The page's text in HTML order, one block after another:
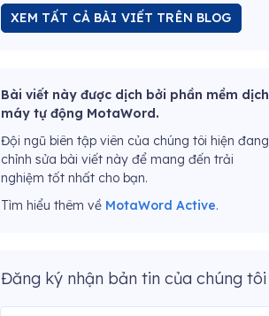
XEM TẤT CẢ BÀI VIẾT TRÊN BLOG
Bài viết này được dịch bởi phần mềm dịch
máy tự động MotaWord.
Đội ngũ biên tập viên của chúng tôi hiện đang
chỉnh sửa bài viết này để mang đến trải
nghiệm tốt nhất cho bạn.
Tìm hiểu thêm về MotaWord Active.
Đăng ký nhận bản tin của chúng tôi